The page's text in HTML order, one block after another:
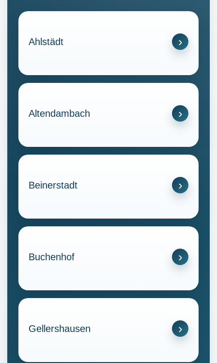
Ahlstädt
Altendambach
Beinerstadt
Buchenhof
Gellershausen